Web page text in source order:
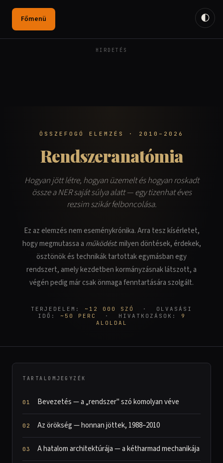
Főmenü
HIRDETÉS
🌓
ÖSSZEFOGÓ ELEMZÉS · 2010–2026
Rendszeranatómia
Hogyan jött létre, hogyan üzemelt és hogyan roskadt
össze a NER saját súlya alatt — egy tizenhat éves
rezsim szikár felboncolása.
Ez az elemzés nem eseménykrónika. Arra tesz kísérletet,
hogy megmutassa a működést: milyen döntések, érdekek,
ösztönök és technikák tartottak egymásban egy
rendszert, amely kezdetben kormányzásnak látszott, a
végén pedig már csak önmaga fenntartására szolgált.
TERJEDELEM: ~12 000 SZÓ
· OLVASÁSI
IDŐ:
~50 PERC · HIVATKOZÁSOK:
9
ALOLDAL
TARTALOMJEGYZÉK
Bevezetés — a „rendszer" szó komolyan véve
Az örökség — honnan jöttek, 1988–2010
A hatalom architektúrája — a kétharmad mechanikája